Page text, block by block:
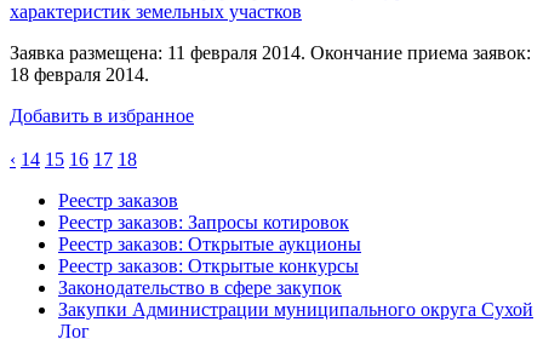
характеристик земельных участков
Заявка размещена: 11 февраля 2014. Окончание приема заявок:
18 февраля 2014.
Добавить в избранное
‹ 14 15 16 17 18
Реестр заказов
Реестр заказов: Запросы котировок
Реестр заказов: Открытые аукционы
Реестр заказов: Открытые конкурсы
Законодательство в сфере закупок
Закупки Администрации муниципального округа Сухой
Лог